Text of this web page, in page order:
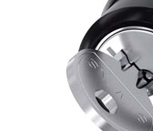
Busbar si pieptene
AFDD - Sigurante &
Protectii diferentiale
Protectii diferentiale
Diferential RCCB tip A